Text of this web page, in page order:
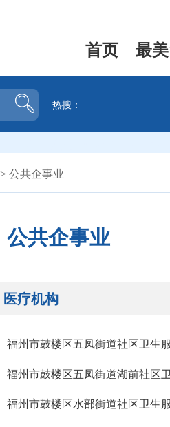
首页 最
热搜：
> 公共企事业
公共企事业
医疗机构
福州市鼓楼区五凤街道社区卫生
福州市鼓楼区五凤街道湖前社区
福州市鼓楼区水部街道社区卫生